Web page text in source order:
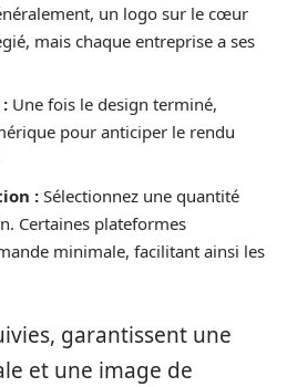
un logo sur le cœur
mais chaque entreprise a ses
Une fois le design terminé,
pour anticiper le rendu
: Sélectionnez une quantité
Certaines plateformes
minimale, facilitant ainsi les
garantissent une
et une image de